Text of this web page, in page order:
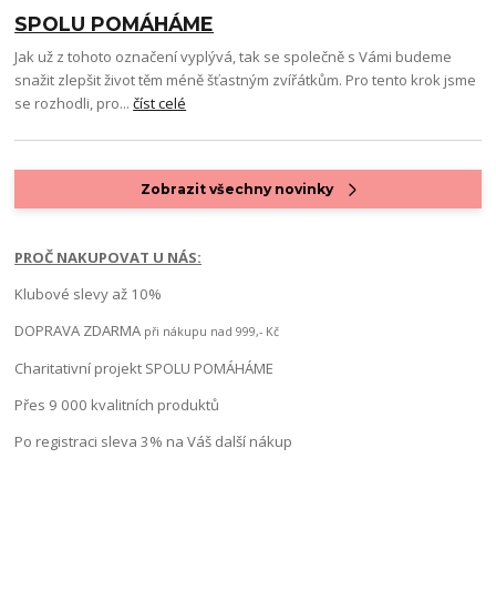
SPOLU POMÁHÁME
Jak už z tohoto označení vyplývá, tak se společně s Vámi budeme
snažit zlepšit život těm méně šťastným zvířátkům. Pro tento krok jsme
se rozhodli, pro...číst celé
Zobrazit všechny novinky
PROČ NAKUPOVAT U NÁS:
Klubové slevy až 10%
DOPRAVA ZDARMA při nákupu nad 999,- Kč
Charitativní projekt SPOLU POMÁHÁME
Přes 9 000 kvalitních produktů
Po registraci sleva 3% na Váš další nákup